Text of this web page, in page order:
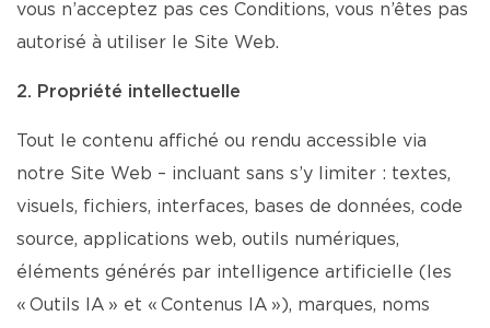
vous n’acceptez pas ces Conditions, vous n’êtes pas
autorisé à utiliser le Site Web.
2. Propriété intellectuelle
Tout le contenu affiché ou rendu accessible via
notre Site Web – incluant sans s’y limiter : textes,
visuels, fichiers, interfaces, bases de données, code
source, applications web, outils numériques,
éléments générés par intelligence artificielle (les
« Outils IA » et « Contenus IA »), marques, noms